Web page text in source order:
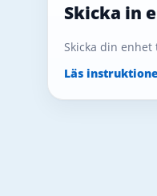
Skicka in
Skicka din
Läs